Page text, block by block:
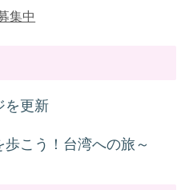
集中
更新
歩こう！台湾への旅～